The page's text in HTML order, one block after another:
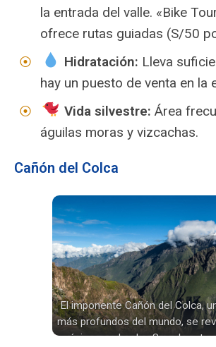
la entrada del valle. «Bike
ofrece rutas guiadas (S/50
Hidratación: Lleva
hay un puesto de venta en la
Vida silvestre: Área
águilas moras y vizcachas.
Cañón del Colca
El imponente Cañón del Colca,
más profundos del mundo, se
máximo esplendor. Sus